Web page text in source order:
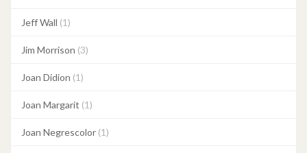
Jeff Wall (1)
Jim Morrison (3)
Joan Didion (1)
Joan Margarit (1)
Joan Negrescolor (1)